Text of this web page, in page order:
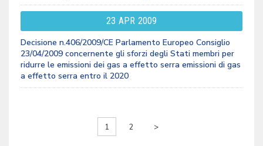
23 APR 2009
Decisione n.406/2009/CE Parlamento Europeo Consiglio
23/04/2009 concernente gli sforzi degli Stati membri per
ridurre le emissioni dei gas a effetto serra emissioni di gas
a effetto serra entro il 2020
1 2 >